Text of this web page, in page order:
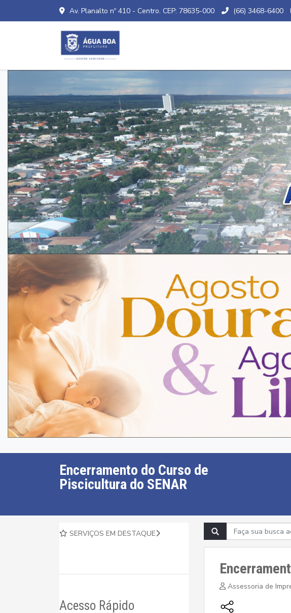
Av. Planalto nº 410 - Centro. CEP: 78635-000 (66) 3468-6400
Encerramento do Curso de
Piscicultura do SENAR
SERVIÇOS EM DESTAQUE
Acesso Rápido
Assessoria de